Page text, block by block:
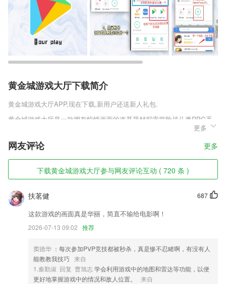
黄金城游戏大厅下载简介
黄金城游戏大厅APP,现在下载,新用户还送新人礼包.
黄金城游戏大厅是一款拥有惊悚画面的盗墓题材探索冒险战斗类RPG手
游，华丽而亮颜的真实场景让玩家身临其境，选择一个盗墓门派后你将开
启探索属于你的古墓世界，探索到高级宝藏来提升自己的实力，同时还有
实时对决的竞技场玩法等着你，绝地探险，九死一生，各种机关重重的任
务等待你来慢慢破解，首先登录游戏就有各种劲爆的武器等来领取。
黄金城游戏大厅软件特色
1,丰富方案
2,历年真题模块
3,难度系数呈现跳跃式，无论是刚入门学习绘画还是零基础，2265都可以
更容易掌握绘画技术。
4,无需法人到场,在自贸区2265云账户平台,线上一键办理
5,【严选好货 分销赚钱】
6,支持人体变形，能够自由美化图片，把你的形态更好的展示出来。
更多
网友评论 更多
下载黄金城游戏大厅参与网友评论互动 ( 720 条 )
687
扶茗健
这款游戏的画面真是华丽，简直不输给电影啊！
2026-07-13 09:02 推荐
窦德华 ：每次参加PVP竞技都被秒杀，真是惨不忍睹啊，有没有人
能教教我技巧 来自
1.秦勤淑 回复 曹旭志学会利用游戏中的地图和雷达等功能，以便
更好地掌握游戏中的情况和敌人位置。
来自